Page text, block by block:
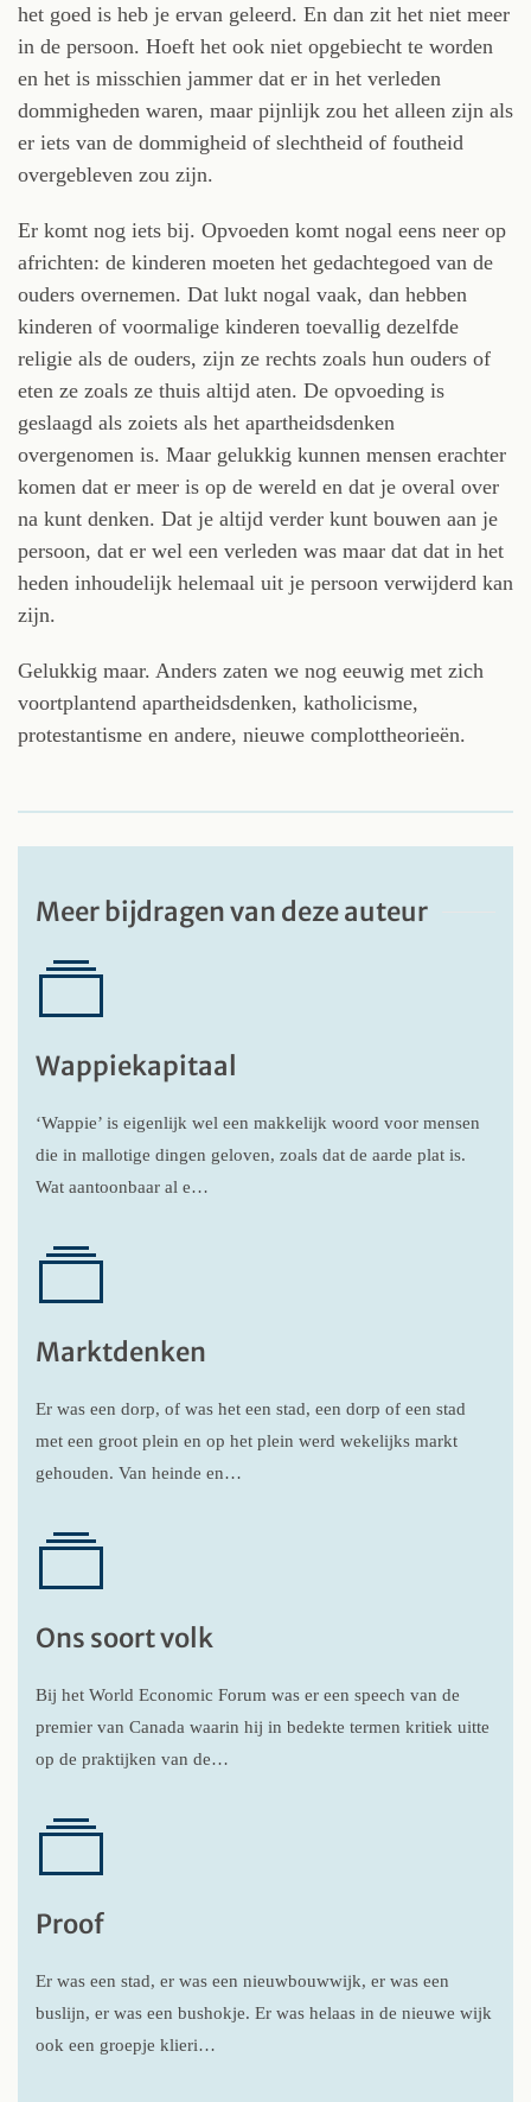
het goed is heb je ervan geleerd. En dan zit het niet meer
in de persoon. Hoeft het ook niet opgebiecht te worden
en het is misschien jammer dat er in het verleden
dommigheden waren, maar pijnlijk zou het alleen zijn als
er iets van de dommigheid of slechtheid of foutheid
overgebleven zou zijn.
Er komt nog iets bij. Opvoeden komt nogal eens neer op
africhten: de kinderen moeten het gedachtegoed van de
ouders overnemen. Dat lukt nogal vaak, dan hebben
kinderen of voormalige kinderen toevallig dezelfde
religie als de ouders, zijn ze rechts zoals hun ouders of
eten ze zoals ze thuis altijd aten. De opvoeding is
geslaagd als zoiets als het apartheidsdenken
overgenomen is. Maar gelukkig kunnen mensen erachter
komen dat er meer is op de wereld en dat je overal over
na kunt denken. Dat je altijd verder kunt bouwen aan je
persoon, dat er wel een verleden was maar dat dat in het
heden inhoudelijk helemaal uit je persoon verwijderd kan
zijn.
Gelukkig maar. Anders zaten we nog eeuwig met zich
voortplantend apartheidsdenken, katholicisme,
protestantisme en andere, nieuwe complottheorieën.
Meer bijdragen van deze auteur
Wappiekapitaal
‘Wappie’ is eigenlijk wel een makkelijk woord voor mensen
die in mallotige dingen geloven, zoals dat de aarde plat is.
Wat aantoonbaar al e…
Marktdenken
Er was een dorp, of was het een stad, een dorp of een stad
met een groot plein en op het plein werd wekelijks markt
gehouden. Van heinde en…
Ons soort volk
Bij het World Economic Forum was er een speech van de
premier van Canada waarin hij in bedekte termen kritiek uitte
op de praktijken van de…
Proof
Er was een stad, er was een nieuwbouwwijk, er was een
buslijn, er was een bushokje. Er was helaas in de nieuwe wijk
ook een groepje klieri…